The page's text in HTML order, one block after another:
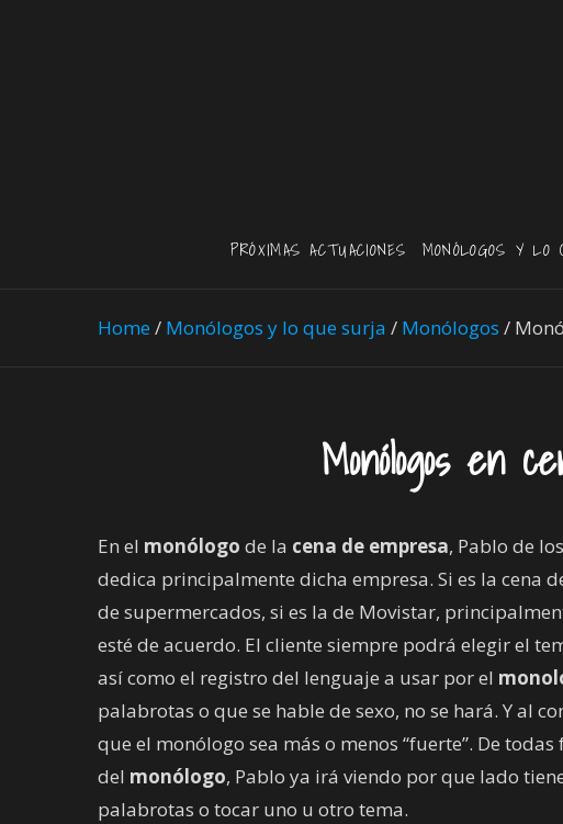
PRÓXIMAS ACTUACIONES MONÓLOGOS Y LO
Home/ Monólogos y lo que surja / Monólogos /
Monólogos en
En el monólogo de la cena de empresa, Pablo de
dedica principalmente dicha empresa. Si es la cena
de supermercados, si es la de Movistar,
esté de acuerdo. El cliente siempre podrá elegir el
así como el registro del lenguaje a usar por el
palabrotas o que se hable de sexo, no se hará. Y al
que el monólogo sea más o menos “fuerte”. De
del monólogo, Pablo ya irá viendo por que lado
palabrotas o tocar uno u otro tema.